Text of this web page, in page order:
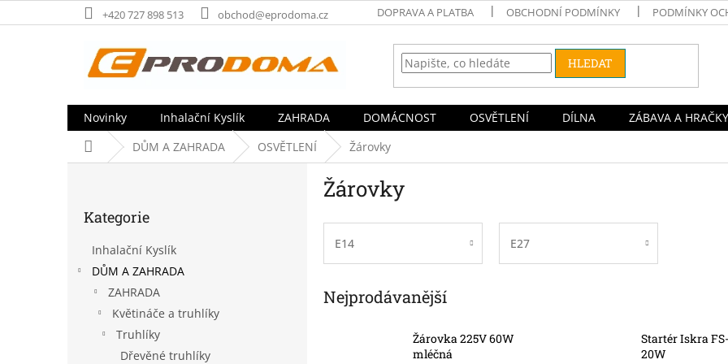
na
+420 727 898 513 obchod@eprodoma.cz DOPRAVA A PLATBA OBCHODNÍ PODMÍNKY PODMÍNKY
HLEDAT
Novinky Inhalační Kyslík ZAHRADA DOMÁCNOST OSVĚTLENÍ DÍLNA ZÁBAVA A HRAČKY
Domů DŮM A ZAHRADA OSVĚTLENÍ Žárovky
kategorie
Kategorie
Inhalační Kyslík
DŮM A ZAHRADA
ZAHRADA
Květináče a truhlíky
Truhlíky
Dřevěné truhlíky
Žárovky
E14 E27
Nejprodávanější
Žárovka 225V 60W
mléčná
Startér Iskra
20W